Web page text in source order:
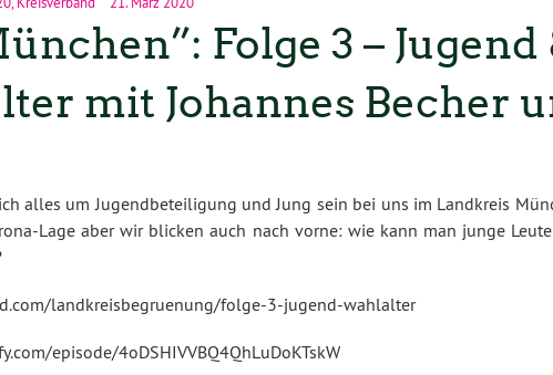
Folge 3 – Jugend
mit Johannes Becher
alles um Ju­gend­be­tei­li­gung und Jung sein bei uns im Landkreis
La­ge aber wir blicken auch nach vorne: wie kann man junge
​landkreisbegruenung/​folge-​3-​jugend-​wahlalter
​episode/​4oD​SHIV​VBQ4​QhLu​DoKT​skW